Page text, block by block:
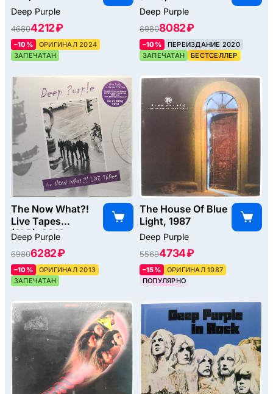
Deep Purple
46804212 ₽
–10%
ОРИГИНАЛ 2024
ЗАПЕЧАТАН
Deep Purple
89808082 ₽
–10%
ПЕРЕИЗДАНИЕ 2020
ЗАПЕЧАТАН
БЕСТСЕЛЛЕР
The Now What?!
Live Tapes
(2LP), 2013
Deep Purple
69806282 ₽
–10%
ОРИГИНАЛ 2013
ЗАПЕЧАТАН
The House Of Blue
Light, 1987
Deep Purple
55694734 ₽
–15%
ОРИГИНАЛ 1987
ПОПУЛЯРНО